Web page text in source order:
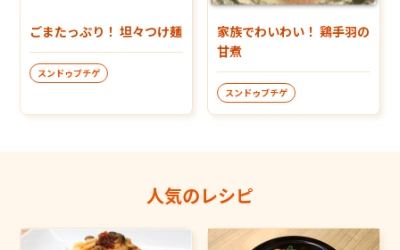
ごまたっぷり！ 坦々つけ麺
スンドゥブチゲ
家族でわいわい！ 鶏手羽の
甘煮
スンドゥブチゲ
人気のレシピ